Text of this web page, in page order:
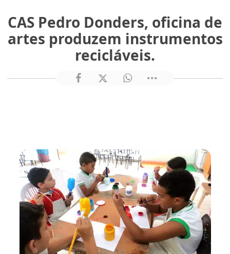
CAS Pedro Donders, oficina de
artes produzem instrumentos
recicláveis.